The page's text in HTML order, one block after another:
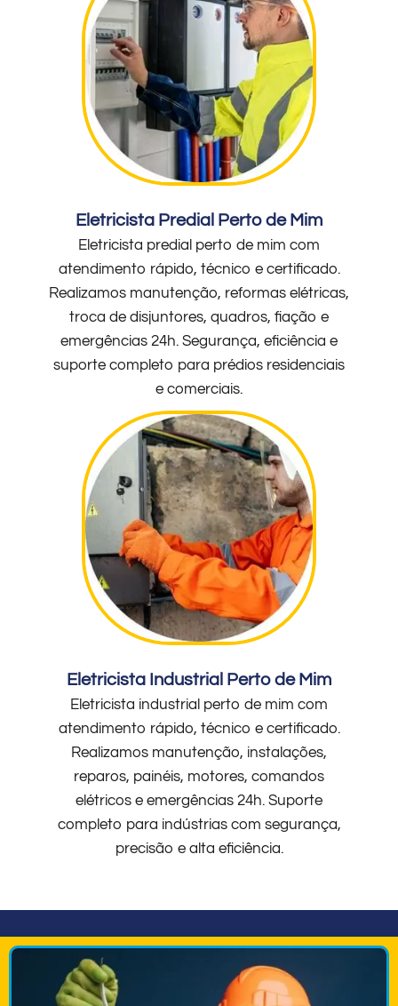
Eletricista Predial Perto de Mim
Eletricista predial perto de mim com
atendimento rápido, técnico e certificado.
Realizamos manutenção, reformas elétricas,
troca de disjuntores, quadros, fiação e
emergências 24h. Segurança, eficiência e
suporte completo para prédios residenciais
e comerciais.
Eletricista Industrial Perto de Mim
Eletricista industrial perto de mim com
atendimento rápido, técnico e certificado.
Realizamos manutenção, instalações,
reparos, painéis, motores, comandos
elétricos e emergências 24h. Suporte
completo para indústrias com segurança,
precisão e alta eficiência.